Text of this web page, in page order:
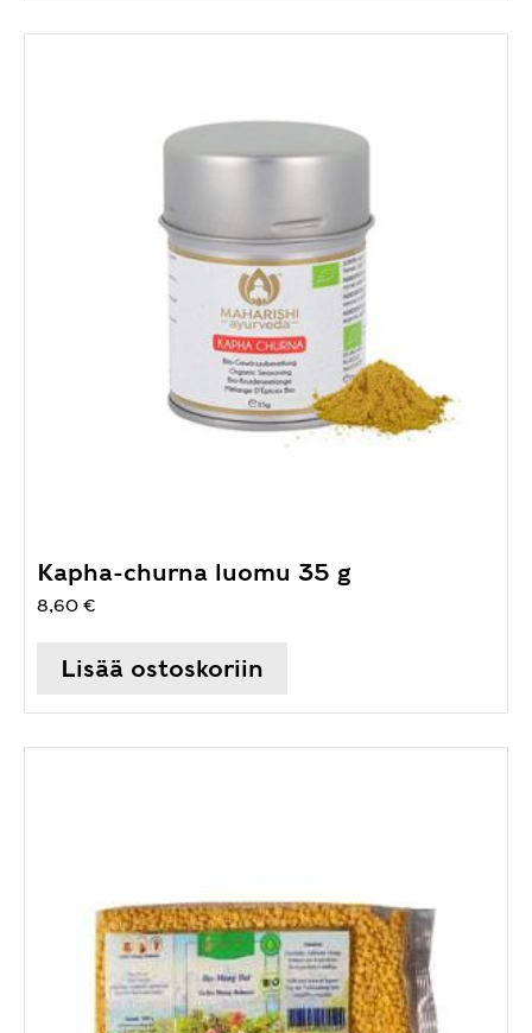
Kapha-churna luomu 35 g
8,60 €
Lisää ostoskoriin